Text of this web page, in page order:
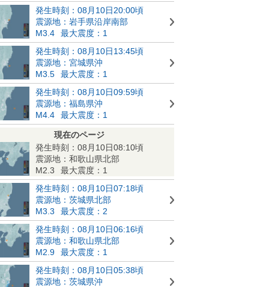
発生時刻：08月10日20:00頃
震源地：岩手県沿岸南部
M3.4
最大震度：1
発生時刻：08月10日13:45頃
震源地：宮城県沖
M3.5
最大震度：1
発生時刻：08月10日09:59頃
震源地：福島県沖
M4.4
最大震度：1
現在のページ
発生時刻：08月10日08:10頃
震源地：和歌山県北部
M2.3
最大震度：1
発生時刻：08月10日07:18頃
震源地：茨城県北部
M3.3
最大震度：2
発生時刻：08月10日06:16頃
震源地：和歌山県北部
M2.9
最大震度：1
発生時刻：08月10日05:38頃
震源地：茨城県沖